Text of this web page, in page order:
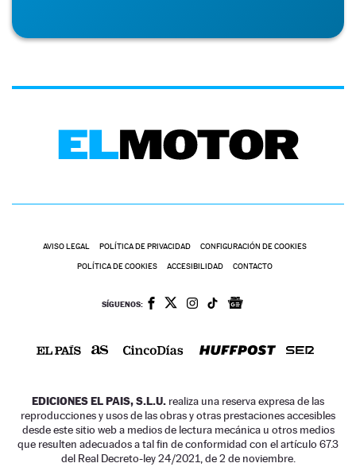
AVISO LEGAL POLÍTICA DE PRIVACIDAD CONFIGURACIÓN DE COOKIES
POLÍTICA DE COOKIES ACCESIBILIDAD CONTACTO
SÍGUENOS:
EDICIONES EL PAIS, S.L.U. realiza una reserva expresa de las
reproducciones y usos de las obras y otras prestaciones accesibles
desde este sitio web a medios de lectura mecánica u otros medios
que resulten adecuados a tal fin de conformidad con el artículo 67.3
del Real Decreto-ley 24/2021, de 2 de noviembre.